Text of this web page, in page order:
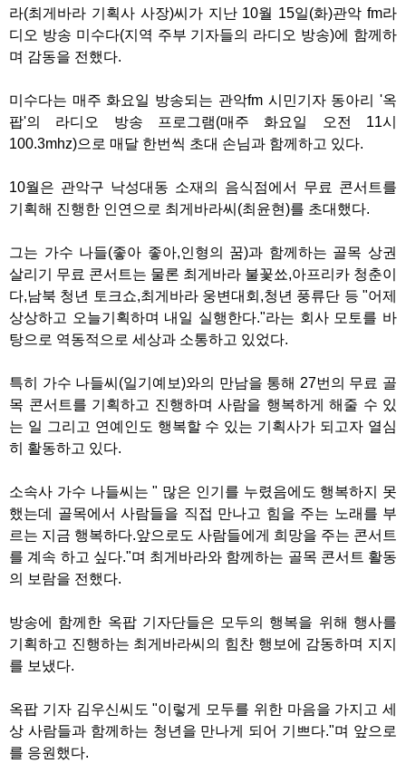
라(최게바라 기획사 사장)씨가 지난 10월 15일(화)관악 fm라
디오 방송 미수다(지역 주부 기자들의 라디오 방송)에 함께하
며 감동을 전했다.
미수다는 매주 화요일 방송되는 관악fm 시민기자 동아리 '옥
팝'의 라디오 방송 프로그램(매주 화요일 오전 11시
100.3mhz)으로 매달 한번씩 초대 손님과 함께하고 있다.
10월은 관악구 낙성대동 소재의 음식점에서 무료 콘서트를
기획해 진행한 인연으로 최게바라씨(최윤현)를 초대했다.
그는 가수 나들(좋아 좋아,인형의 꿈)과 함께하는 골목 상권
살리기 무료 콘서트는 물론 최게바라 불꽃쑈,아프리카 청춘이
다,남북 청년 토크쇼,최게바라 웅변대회,청년 풍류단 등 "어제
상상하고 오늘기획하며 내일 실행한다."라는 회사 모토를 바
탕으로 역동적으로 세상과 소통하고 있었다.
특히 가수 나들씨(일기예보)와의 만남을 통해 27번의 무료 골
목 콘서트를 기획하고 진행하며 사람을 행복하게 해줄 수 있
는 일 그리고 연예인도 행복할 수 있는 기획사가 되고자 열심
히 활동하고 있다.
소속사 가수 나들씨는 " 많은 인기를 누렸음에도 행복하지 못
했는데 골목에서 사람들을 직접 만나고 힘을 주는 노래를 부
르는 지금 행복하다.앞으로도 사람들에게 희망을 주는 콘서트
를 계속 하고 싶다."며 최게바라와 함께하는 골목 콘서트 활동
의 보람을 전했다.
방송에 함께한 옥팝 기자단들은 모두의 행복을 위해 행사를
기획하고 진행하는 최게바라씨의 힘찬 행보에 감동하며 지지
를 보냈다.
옥팝 기자 김우신씨도 "이렇게 모두를 위한 마음을 가지고 세
상 사람들과 함께하는 청년을 만나게 되어 기쁘다."며 앞으로
를 응원했다.